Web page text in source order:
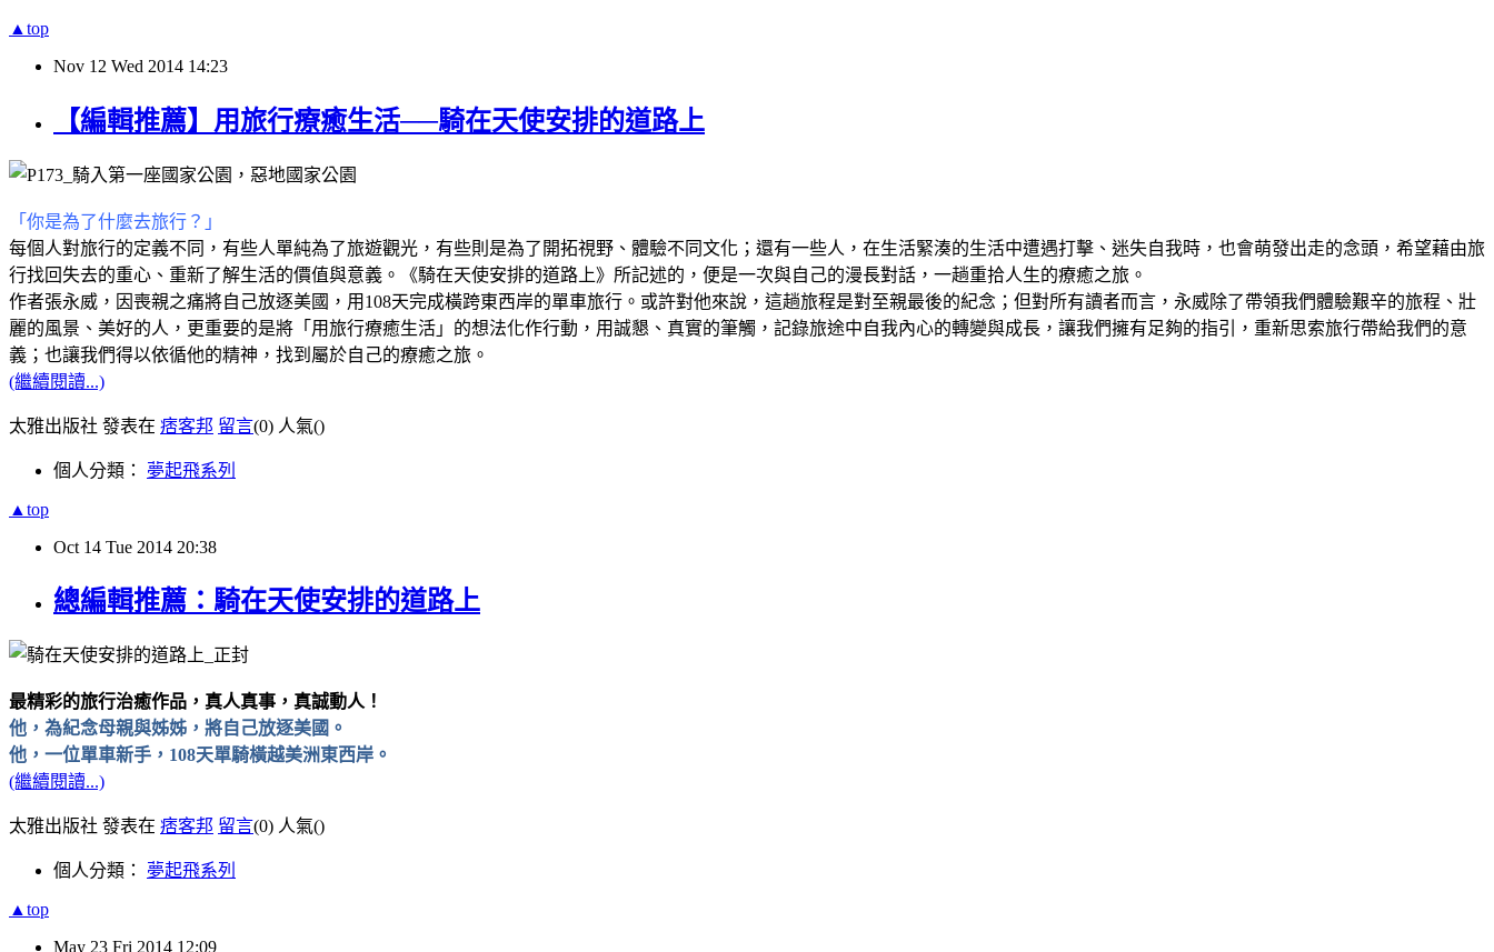
▲top
Nov 12 Wed 2014 14:23
【編輯推薦】用旅行療癒生活──騎在天使安排的道路上
「你是為了什麼去旅行？」
每個人對旅行的定義不同，有些人單純為了旅遊觀光，有些則是為了開拓視野、體驗不同文化；還有一些人，在生活緊湊的生活中遭遇打擊、迷失自我時，也會萌發出走的念頭，希望藉由旅
行找回失去的重心、重新了解生活的價值與意義。《騎在天使安排的道路上》所記述的，便是一次與自己的漫長對話，一趟重拾人生的療癒之旅。
作者張永威，因喪親之痛將自己放逐美國，用108天完成橫跨東西岸的單車旅行。或許對他來說，這趟旅程是對至親最後的紀念；但對所有讀者而言，永威除了帶領我們體驗艱辛的旅程、壯
麗的風景、美好的人，更重要的是將「用旅行療癒生活」的想法化作行動，用誠懇、真實的筆觸，記錄旅途中自我內心的轉變與成長，讓我們擁有足夠的指引，重新思索旅行帶給我們的意
義；也讓我們得以依循他的精神，找到屬於自己的療癒之旅。
(繼續閱讀...)
太雅出版社 發表在 痞客邦 留言(0) 人氣()
個人分類： 夢起飛系列
▲top
Oct 14 Tue 2014 20:38
總編輯推薦：騎在天使安排的道路上
最精彩的旅行治癒作品，真人真事，真誠動人！
他，為紀念母親與姊姊，將自己放逐美國。
他，一位單車新手，108天單騎橫越美洲東西岸。
(繼續閱讀...)
太雅出版社 發表在 痞客邦 留言(0) 人氣()
個人分類： 夢起飛系列
▲top
May 23 Fri 2014 12:09